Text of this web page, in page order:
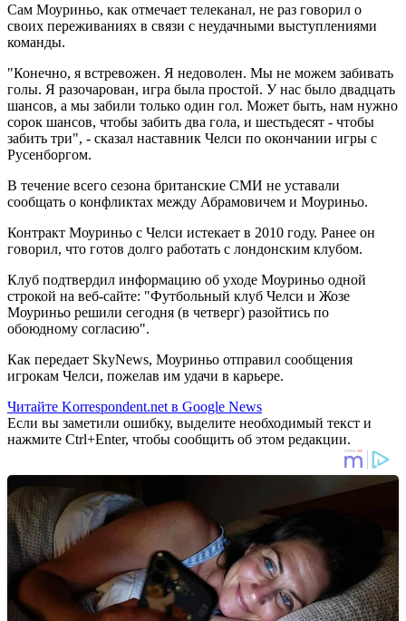
Сам Моуриньо, как отмечает телеканал, не раз говорил о
своих переживаниях в связи с неудачными выступлениями
команды.
"Конечно, я встревожен. Я недоволен. Мы не можем забивать
голы. Я разочарован, игра была простой. У нас было двадцать
шансов, а мы забили только один гол. Может быть, нам нужно
сорок шансов, чтобы забить два гола, и шестьдесят - чтобы
забить три", - сказал наставник Челси по окончании игры с
Русенборгом.
В течение всего сезона британские СМИ не уставали
сообщать о конфликтах между Абрамовичем и Моуриньо.
Контракт Моуриньо с Челси истекает в 2010 году. Ранее он
говорил, что готов долго работать с лондонским клубом.
Клуб подтвердил информацию об уходе Моуриньо одной
строкой на веб-сайте: "Футбольный клуб Челси и Жозе
Моуриньо решили сегодня (в четверг) разойтись по
обоюдному согласию".
Как передает SkyNews, Моуриньо отправил сообщения
игрокам Челси, пожелав им удачи в карьере.
Читайте Korrespondent.net в Google News
Если вы заметили ошибку, выделите необходимый текст и
нажмите Ctrl+Enter, чтобы сообщить об этом редакции.